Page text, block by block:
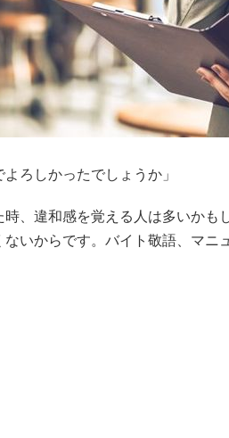
よろしかったでしょうか」
、違和感を覚える人は多いかも
ないからです。バイト敬語、マニ